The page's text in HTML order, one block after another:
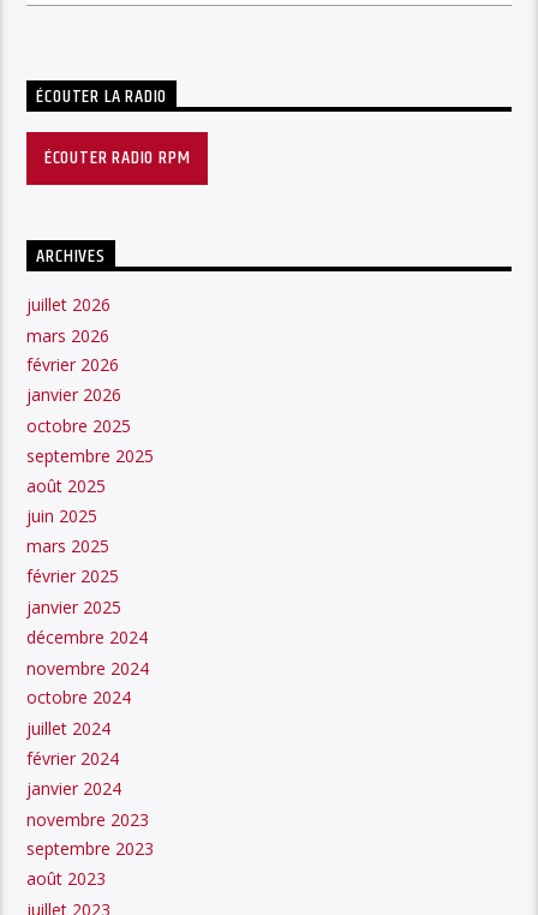
ÉCOUTER LA RADIO
ÉCOUTER RADIO RPM
ARCHIVES
juillet 2026
mars 2026
février 2026
janvier 2026
octobre 2025
septembre 2025
août 2025
juin 2025
mars 2025
février 2025
janvier 2025
décembre 2024
novembre 2024
octobre 2024
juillet 2024
février 2024
janvier 2024
novembre 2023
septembre 2023
août 2023
juillet 2023